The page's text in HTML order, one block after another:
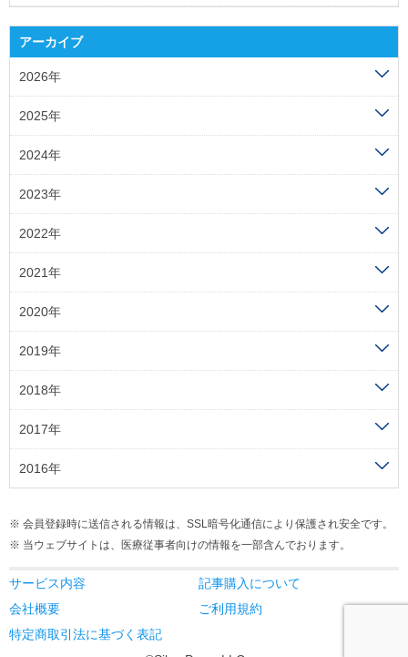
アーカイブ
2026年
2025年
2024年
2023年
2022年
2021年
2020年
2019年
2018年
2017年
2016年
会員登録時に送信される情報は、SSL暗号化通信により保護され安全です。
当ウェブサイトは、医療従事者向けの情報を一部含んでおります。
サービス内容
記事購入について
会社概要
ご利用規約
特定商取引法に基づく表記